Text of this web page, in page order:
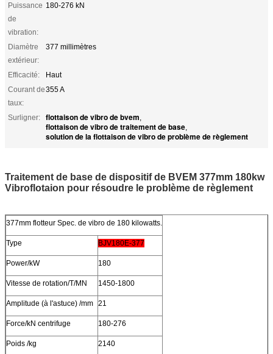
Puissance
de
vibration:
180-276 kN
Diamètre
extérieur:
377 millimètres
Efficacité:
Haut
Courant de
taux:
355 A
Surligner: flottaison de vibro de bvem,
flottaison de vibro de traitement de base,
solution de la flottaison de vibro de problème de règlement
Traitement de base de dispositif de BVEM 377mm 180kw
Vibroflotaion pour résoudre le problème de règlement
377mm flotteur Spec. de vibro de 180 kilowatts.
Type BJV180E-377
Power/kW 180
Vitesse de rotation/T/MN 1450-1800
Amplitude (à l'astuce) /mm 21
Force/kN centrifuge 180-276
Poids /kg 2140